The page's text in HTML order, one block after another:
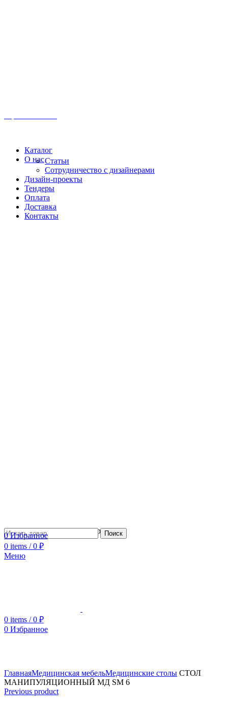
Каталог
О насСтатьи
Сотрудничество с дизайнерами
Дизайн-проекты
Тендеры
Оплата
Доставка
Контакты
Сотрудничество с дизайнерамиПоиск
0Избранное
0 items / 0 ₽
Меню
0 items / 0 ₽
0 Избранное
ГлавнаяМедицинская мебельМедицинские столы СТОЛ
МАНИПУЛЯЦИОННЫЙ МД SM 6
Previous product